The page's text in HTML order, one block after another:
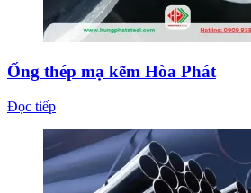
Ống thép mạ kẽm Hòa Phát
Đọc tiếp